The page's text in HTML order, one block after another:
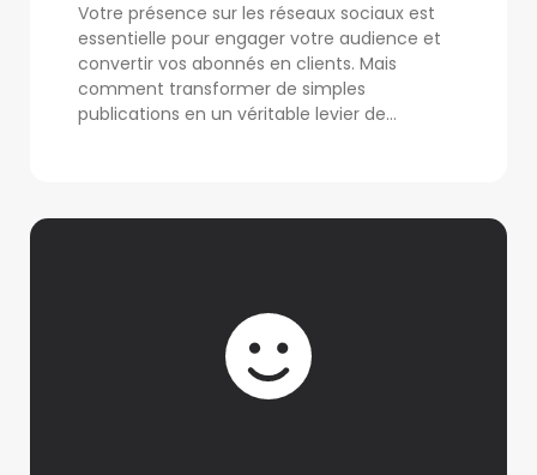
Votre présence sur les réseaux sociaux est
essentielle pour engager votre audience et
convertir vos abonnés en clients. Mais
comment transformer de simples
publications en un véritable levier de...